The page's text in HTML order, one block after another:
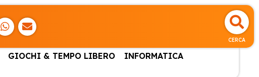
CERCA
GIOCHI & TEMPO LIBERO
INFORMATICA